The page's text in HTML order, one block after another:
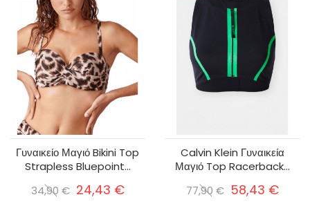
Γυναικείο Μαγιό Bikini Top
Strapless Bluepoint...
34,90 € 24,43 €
Calvin Klein Γυναικεία
Μαγιό Top Racerback...
77,90 € 58,43 €